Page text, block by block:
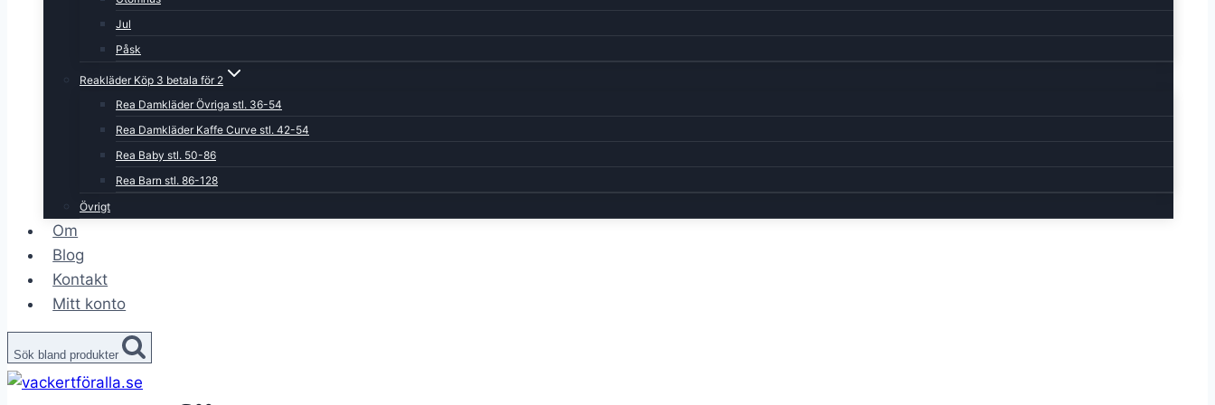
Jul
Påsk
Reakläder Köp 3 betala för 2
Rea Damkläder Övriga stl. 36-54
Rea Damkläder Kaffe Curve stl. 42-54
Rea Baby stl. 50-86
Rea Barn stl. 86-128
Övrigt
Om
Blog
Kontakt
Mitt konto
Sök bland produkter